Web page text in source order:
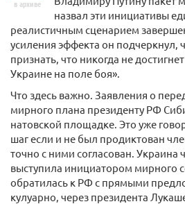
в архиве
назвал эти инициативы
реалистичным сценарием
усиления эффекта он подчеркнул,
признать, что никогда не
Украине на поле боя».
Что здесь важно. Заявления о
мирного плана президенту РФ
натовской площадке. Это уже
шаг если и не был продиктован
точно с ними согласован. Украина
выступила инициатором мирного
обратилась к РФ с прямыми
кулуарно, через президента